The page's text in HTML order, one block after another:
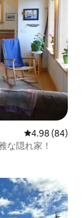
レビュー84件
4.98 (84)
な隠れ家！